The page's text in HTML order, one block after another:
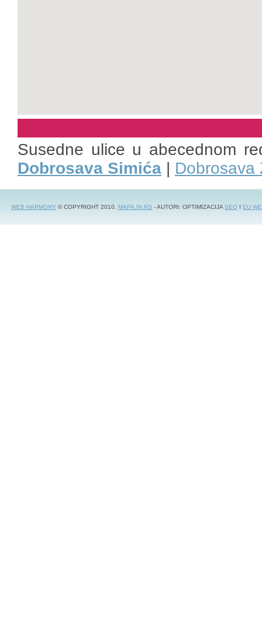
Susedne ulice u abecednom
Dobrosava Simića | Dobrosava
WEB HARMONY © COPYRIGHT 2010. MAPA.IN.RS - AUTORI: OPTIMIZACIJASEO I EU